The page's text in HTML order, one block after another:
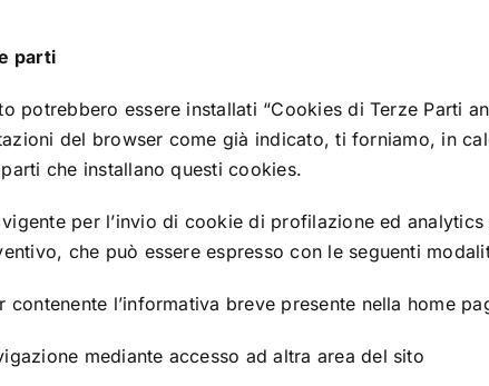
parti
potrebbero essere installati “Cookies di Terze Parti
del browser come già indicato, ti forniamo, in
che installano questi cookies.
per l’invio di cookie di profilazione ed
che può essere espresso con le seguenti
contenente l’informativa breve presente nella home
mediante accesso ad altra area del sito